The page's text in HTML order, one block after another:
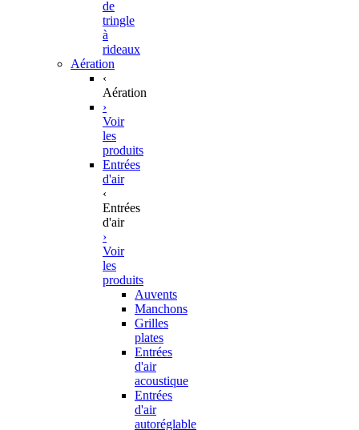
de
tringle
à
rideaux
Aération
‹
Aération
›
Voir
les
produits
Entrées
d'air
‹
Entrées
d'air
›
Voir
les
produits
Auvents
Manchons
Grilles
plates
Entrées
d'air
acoustique
Entrées
d'air
autoréglable